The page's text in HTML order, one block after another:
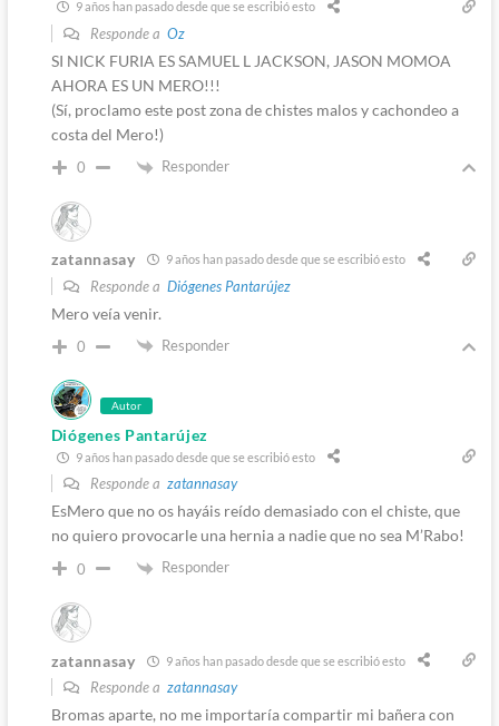
9 años han pasado desde que se escribió esto
Responde a Oz
SI NICK FURIA ES SAMUEL L JACKSON, JASON MOMOA
AHORA ES UN MERO!!!
(Sí, proclamo este post zona de chistes malos y cachondeo a
costa del Mero!)
0 Responder
zatannasay 9 años han pasado desde que se escribió esto
Responde a Diógenes Pantarújez
Mero veía venir.
0 Responder
Autor
Diógenes Pantarújez
9 años han pasado desde que se escribió esto
Responde a zatannasay
EsMero que no os hayáis reído demasiado con el chiste, que
no quiero provocarle una hernia a nadie que no sea M’Rabo!
0 Responder
zatannasay 9 años han pasado desde que se escribió esto
Responde a zatannasay
Bromas aparte, no me importaría compartir mi bañera con